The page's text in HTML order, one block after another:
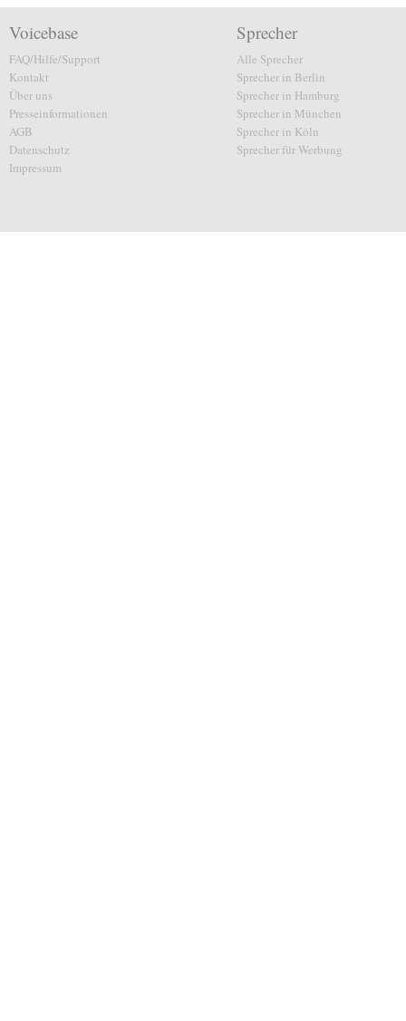
Voicebase
FAQ/Hilfe/Support
Kontakt
Über uns
Presseinformationen
AGB
Datenschutz
Impressum
Sprecher
Alle Sprecher
Sprecher in Berlin
Sprecher in Hamburg
Sprecher in München
Sprecher in Köln
Sprecher für Werbung